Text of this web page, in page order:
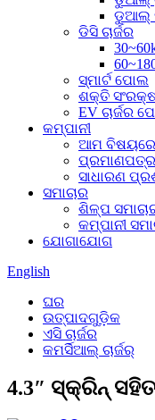
ଡୁଆଲ୍
ଡିସି ଚାର୍ଜର
ସ୍ମାର୍ଟ ପୋଲ
ଶକ୍ତି
EV ଚାର୍ଜର
କମ୍ପାନୀ
ଆମ ବିଷୟରେ
ପ୍ରମାଣପତ୍ର
ସାଧାରଣ
ସମାଚାର
ଶିଳ୍ପ
କମ୍ପାନୀ
ଯୋଗାଯୋଗ
English
ଘର
ଉତ୍ପାଦଗୁଡ଼ିକ
ଏସି ଚାର୍ଜର
କମର୍ସିଆଲ୍ ଚାର୍ଜର୍
4.3″ ସ୍କ୍ରିନ୍ ସହିତ